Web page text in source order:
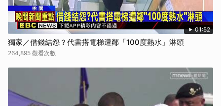
01:52
獨家／借錢結怨？代書搭電梯遭鄰「100度熱水」淋頭
264,895 觀看次數